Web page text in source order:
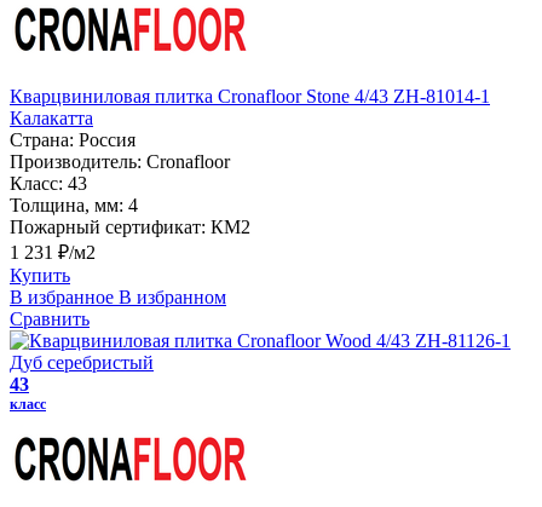
Кварцвиниловая плитка Cronafloor Stone 4/43 ZH-81014-1
Калакатта
Страна: Россия
Производитель: Cronafloor
Класс: 43
Толщина, мм: 4
Пожарный сертификат: КМ2
1 231 ₽/м2
Купить
В избранное В избранном
Сравнить
43
класс